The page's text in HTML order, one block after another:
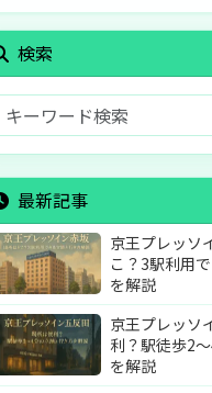
検索
最新記事
京王プレッソ
こ？3駅利用
を解説
京王プレッソ
利？駅徒歩2
を解説